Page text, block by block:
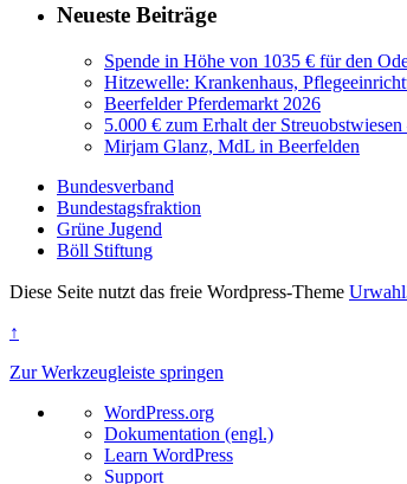
Neueste Beiträge
Spende in Höhe von 1035 € für den
Hitzewelle: Krankenhaus,
Beerfelder Pferdemarkt 2026
5.000 € zum Erhalt der
Mirjam Glanz, MdL in Beerfelden
Bundesverband
Bundestagsfraktion
Grüne Jugend
Böll Stiftung
Diese Seite nutzt das freie Wordpress-Theme
↑
Zur Werkzeugleiste springen
Über
WordPress
WordPress.org
Dokumentation (engl.)
Learn WordPress
Support